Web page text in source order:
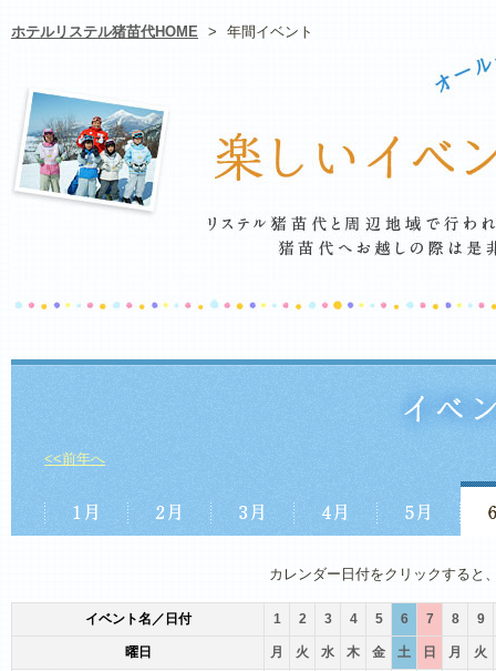
ホテルリステル猪苗代HOME > 年間イベント
<<前年へ
カレンダー日付をクリックすると
イベント名／日付 1 2 3 4 5 6 7 8 9
曜日 月 火 水 木 金 土 日 月 火